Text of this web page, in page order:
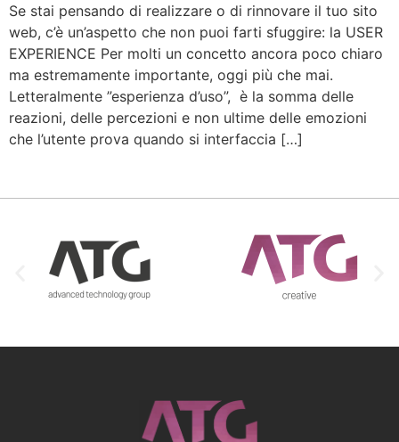
Se stai pensando di realizzare o di rinnovare il tuo sito
web, c’è un’aspetto che non puoi farti sfuggire: la USER
EXPERIENCE Per molti un concetto ancora poco chiaro
ma estremamente importante, oggi più che mai.
Letteralmente ”esperienza d’uso”, è la somma delle
reazioni, delle percezioni e non ultime delle emozioni
che l’utente prova quando si interfaccia […]